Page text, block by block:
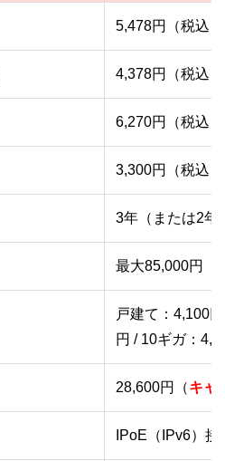
5,478円（税込）
4,378円（税込）
6,270円（税込）
3,300円（税込）
3年（または2年
最大85,000円
戸建て：4,100
円 / 10ギガ：
28,600円（キャ
IPoE（IPv6）